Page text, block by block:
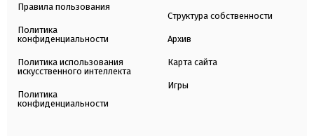
Правила пользования
Политика
конфиденциальности
Политика использования
искусственного интеллекта
Политика
конфиденциальности
Структура собственности
Архив
Карта сайта
Игры